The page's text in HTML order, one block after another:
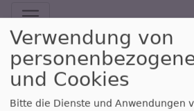
Startseite Organisatorisches
Bedarfsmeldung
Verwendung von
und Cookies
Bitte die Dienste und Anwendungen